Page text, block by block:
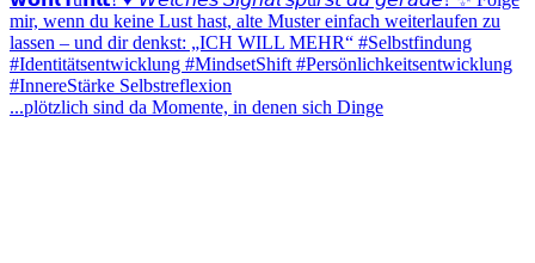
...plötzlich sind da Momente, in denen sich Dinge